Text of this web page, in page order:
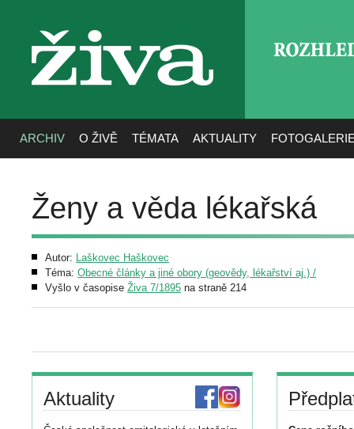
živa
ARCHIV O ŽIVĚ TÉMATA AKTUALITY
Ženy a věda lékařská
Autor: Laškovec Haškovec
Téma: Obecné články a jiné obory (geovědy, lékařství aj.) /
Vyšlo v časopise Živa 7/1895 na straně 214
Aktuality